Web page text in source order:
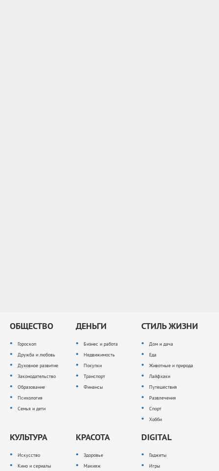
ОБЩЕСТВО
Гороскоп
Дружба и любовь
Духовное развитие
Законодательство
Образование
Психология
Семья и дети
ДЕНЬГИ
Бизнес и работа
Недвижимость
Покупки
Транспорт
Финансы
СТИЛЬ ЖИЗНИ
Дом и дача
Еда
Животные и природа
Лайфхаки
Путешествия
Развлечения
Спорт
Хобби
КУЛЬТУРА
Искусство
Кино и сериалы
КРАСОТА
Здоровье
Макияж
DIGITAL
Гаджеты
Игры